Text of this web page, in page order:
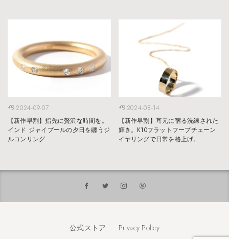
2024-09-07
【新作早割】指先に贅沢な時間を。
インド ジャイプールの夕日を纏うジ
ルコンリング
2024-08-14
【新作早割】耳元に宿る洗練された
輝き。K10フラットフープチェーン
イヤリングで日常を格上げ。
公式ストア Privacy Policy